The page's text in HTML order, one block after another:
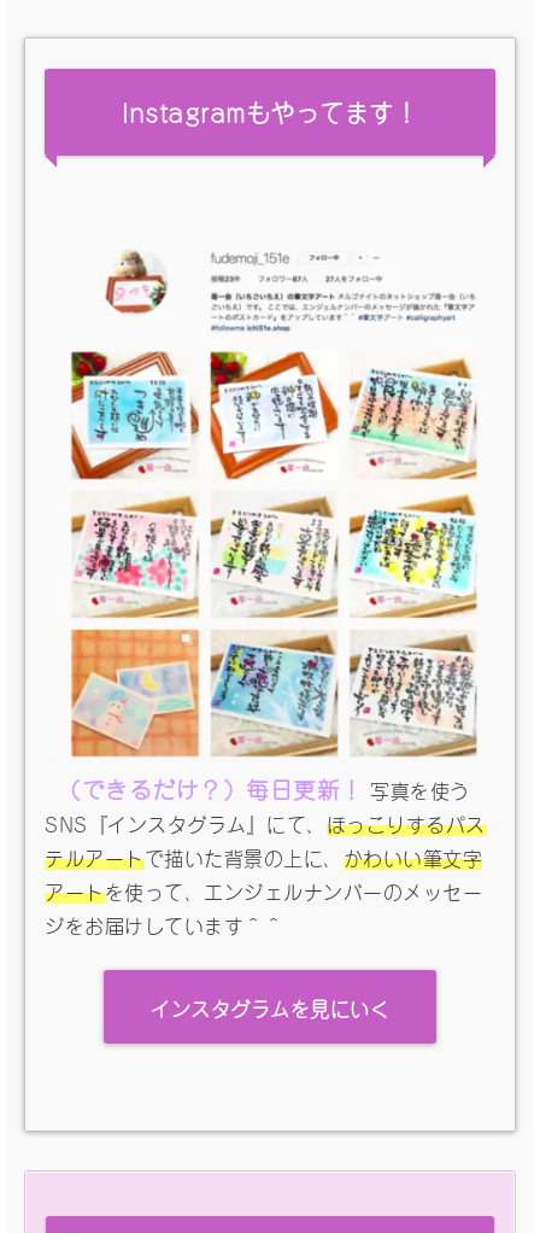
Instagramもやってます！
（できるだけ？）毎日更新！
写真を使う
SNS『インスタグラム』にて、 ほっこりするパス
テルアートで描いた背景の上に、 かわいい筆文字
アートを使って、エンジェルナンバーのメッセー
ジをお届けしています＾＾
インスタグラムを見にいく